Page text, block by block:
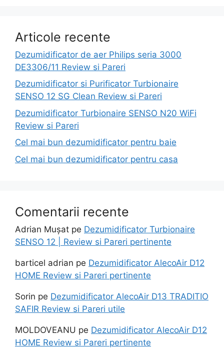
Articole recente
Dezumidificator de aer Philips seria 3000
DE3306/11 Review si Pareri
Dezumidificator si Purificator Turbionaire
SENSO 12 SG Clean Review si Pareri
Dezumidificator Turbionaire SENSO N20 WiFi
Review si Pareri
Cel mai bun dezumidificator pentru baie
Cel mai bun dezumidificator pentru casa
Comentarii recente
Adrian Mușat pe Dezumidificator Turbionaire
SENSO 12 | Review si Pareri pertinente
barticel adrian pe Dezumidificator AlecoAir D12
HOME Review si Pareri pertinente
Sorin pe Dezumidificator AlecoAir D13 TRADITIO
SAFIR Review si Pareri utile
MOLDOVEANU pe Dezumidificator AlecoAir D12
HOME Review si Pareri pertinente